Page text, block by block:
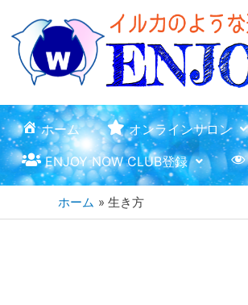
ホーム オンラインサロン
ENJOY NOW CLUB登録
ホーム 生き方